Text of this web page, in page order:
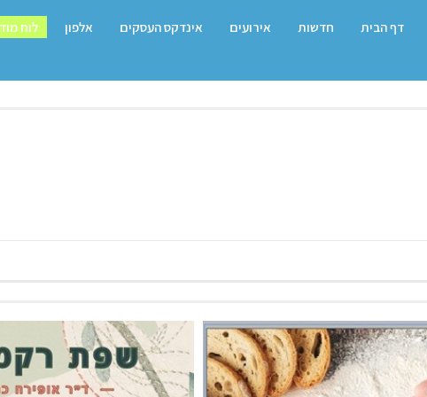
דף הבית חדשות אירועים אינדקס העסקים אלפון לוח